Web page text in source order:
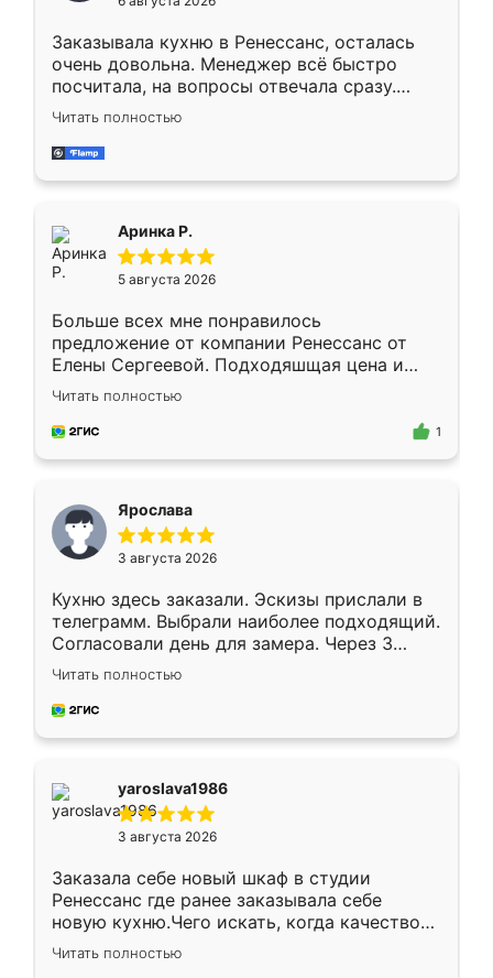
мебели буду заказывать только здесь.
Заказывала кухню в Ренессанс, осталась
очень довольна. Менеджер всё быстро
посчитала, на вопросы отвечала сразу.
Замерщик приехал в субботу, подошёл к
делу со всей ответственностью. Собрали
за день, ребята работали аккуратно, даже
Читать полностью
Аринка Р.
5 августа 2026
Больше всех мне понравилось
предложение от компании Ренессанс от
Елены Сергеевой. Подходяшщая цена и
короткие сроки изготовления. Приехавший
для замера сотрудник Владислав
предложил по моему эскизу самый
Читать полностью
1
Ярослава
3 августа 2026
Кухню здесь заказали. Эскизы прислали в
телеграмм. Выбрали наиболее подходящий.
Согласовали день для замера. Через 3
недели кухня была уже готова. Остались
довольны работой. Спасибо Ренессанс
мебель за качественную работу!
Читать полностью
yaroslava1986
3 августа 2026
Заказала себе новый шкаф в студии
Ренессанс где ранее заказывала себе
новую кухню.Чего искать, когда качеством
вполне довольна. Служит кухня уже почти
два года, нареканий нет.
Читать полностью